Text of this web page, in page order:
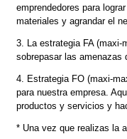
emprendedores para
materiales y agrandar el
3. La estrategia FA (maxi-
sobrepasar las amenazas
4. Estrategia FO (maxi-
para nuestra empresa.
productos y servicios y
* Una vez que realizas la